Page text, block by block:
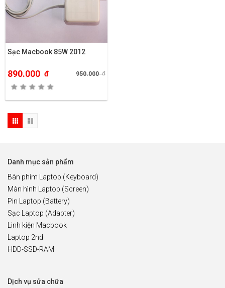
Sạc Macbook 85W 2012
890.000 đ 950.000đ
Danh mục sản phẩm
Bàn phím Laptop (Keyboard)
Màn hình Laptop (Screen)
Pin Laptop (Battery)
Sạc Laptop (Adapter)
Linh kiện Macbook
Laptop 2nd
HDD-SSD-RAM
Dịch vụ sửa chữa